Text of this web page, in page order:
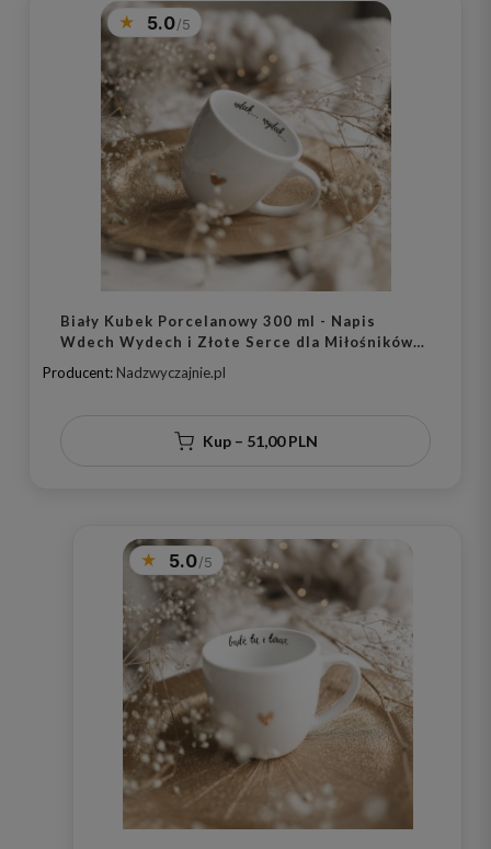
5.0
Biały Kubek Porcelanowy 300 ml - Napis
Wdech Wydech i Złote Serce dla Miłośników
Jogi na Urodziny
Producent: Nadzwyczajnie.pl
Kup – 51,00 PLN
5.0